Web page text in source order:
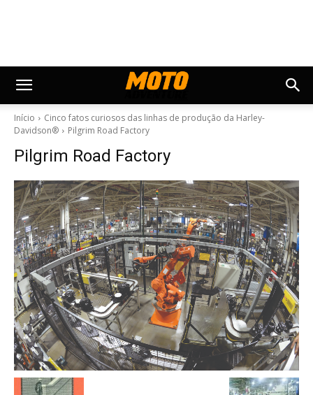
Início
Cinco fatos curiosos das linhas de produção da Harley-
Davidson®
Pilgrim Road Factory
Pilgrim Road Factory